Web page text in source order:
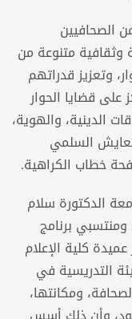
الصحافيين
وثقافية متنوعة من
وتعزيز قدراتهم
على قضايا الحوار
الدينية، والهوية،
السلمي
خطاب الكراهية.
الدكتورة سلام
ومنتسبي برنامج
كلية الإعلام
التدريسية في
ومكانتها،